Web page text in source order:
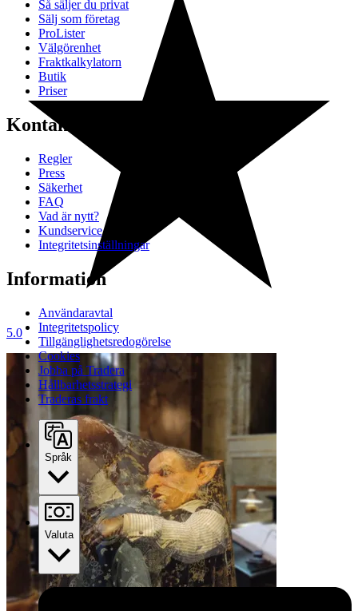
5.0
Så säljer du privat
Sälj som företag
ProLister
Välgörenhet
Fraktkalkylatorn
Butik
Priser
Kontakt & Hjälp
Regler
Press
Säkerhet
FAQ
Vad är nytt?
Kundservice
Integritetsinställningar
Information
Användaravtal
Integritetspolicy
Tillgänglighetsredogörelse
Cookies
Jobba på Tradera
Hållbarhetsstrategi
Traderas frakt
Språk
Valuta